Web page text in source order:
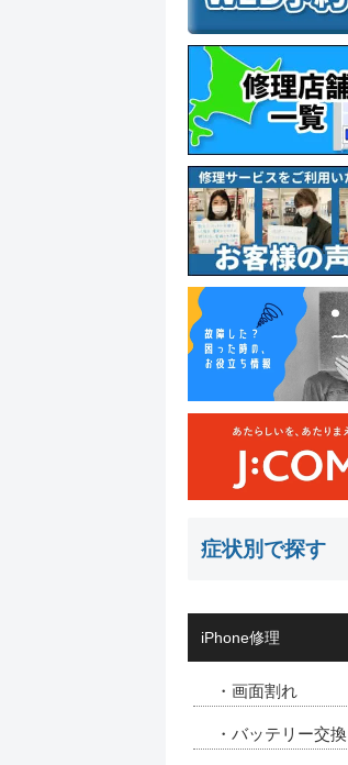
症状別で探す
iPhone修理
・画面割れ
・バッテリー交換